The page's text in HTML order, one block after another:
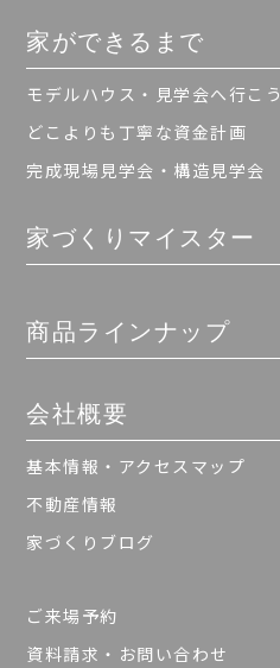
家ができるまで
モデルハウス・見学会へ行こう
どこよりも丁寧な資金計画
完成現場見学会・構造見学会
家づくりマイスター
商品ラインナップ
会社概要
基本情報・アクセスマップ
不動産情報
家づくりブログ
ご来場予約
資料請求・お問い合わせ